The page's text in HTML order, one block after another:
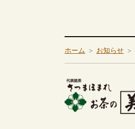
ホーム お知らせ